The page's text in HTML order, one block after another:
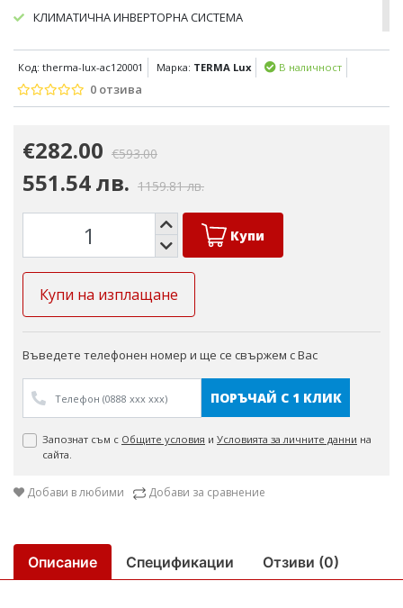
КЛИМАТИЧНА ИНВЕРТОРНА СИСТЕМА
ЕНЕРГИЕН КЛАС А++ (ОХЛАЖДАНЕ) /А+ (ОТОПЛЕНИЕ)
КАПАЦИТЕТ(BTU): 12 000
ОХЛАЖДАНЕ - 3.40 (1.00 - 3.77) KW
ОТОПЛЕНИЕ - 3.42 (1.00 - 3.81) KW
ОХЛАЖДАНЕ - 1.130 KW
ФРЕОН R32
ТЕМПЕРАТУРЕН ДИАПАЗОН НА РАБОТА:
ОТОПЛЕНИЕ/ОХЛАЖДАНЕ: - 20 ДО 30°C/ -15 ДО 53 °C
Код: therma-lux-ac120001 Марка: TERMA Lux В наличност
0 отзива
€282.00 €593.00
551.54 лв. 1159.81 лв.
Купи
Купи на изплащане
Въведете телефонен номер и ще се свържем с Вас
ПОРЪЧАЙ С 1 КЛИК
Запознат съм с Общите условия и Условията за личните данни на
сайта.
Добави в любими Добави за сравнение
Описание Спецификации Отзиви (0)